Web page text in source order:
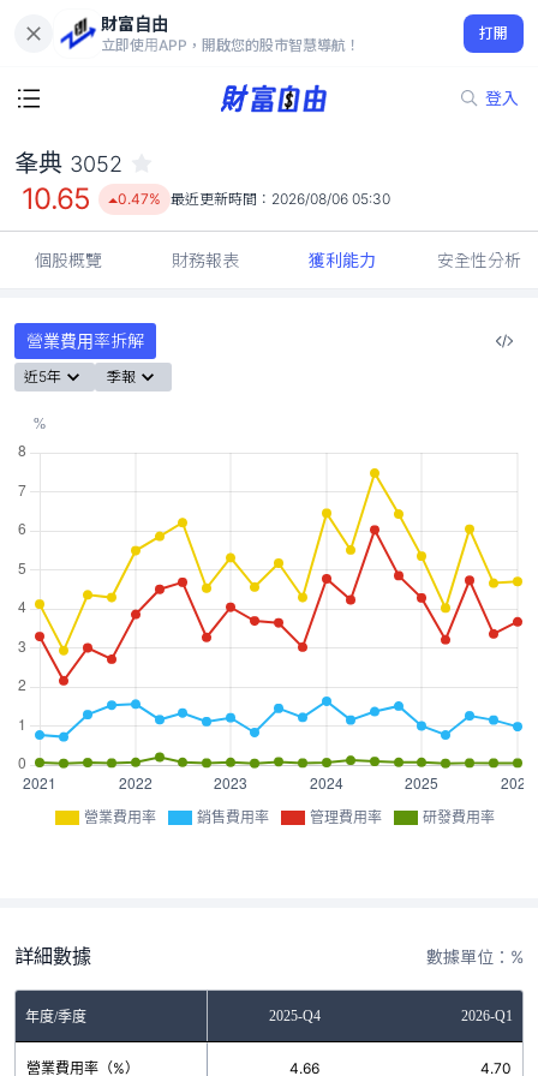
財富自由
立即使用APP，開啟您的股市智慧導航！
打開
登入
10.65
0.47%
夆典 3052
10.65 0.47% 最近更新時間： 2026/08/06 05:30
個股概覽 財務報表 獲利能力 安全性分析
營業費用率拆解
近5年 季報
營業費用率 銷售費用率 管理費用率 研發費用率
詳細數據 數據單位：%
年度/季度2025-Q3 2025-Q4 2026-Q1
營業費用率（%）
6.04 4.66 4.70